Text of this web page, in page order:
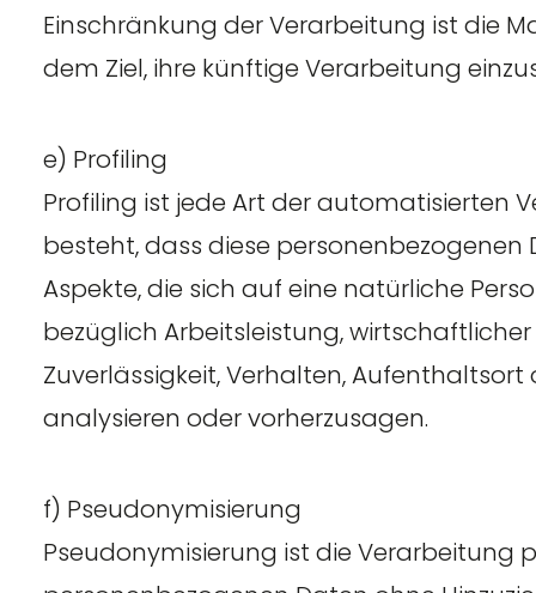
Einschränkung der Verarbeitung ist die
dem Ziel, ihre künftige Verarbeitung
e) Profiling
Profiling ist jede Art der automatisierten
besteht, dass diese
Aspekte, die sich auf eine natürliche
bezüglich Arbeitsleistung,
Zuverlässigkeit, Verhalten,
analysieren oder vorherzusagen.
f) Pseudonymisierung
Pseudonymisierung ist die Verarbeitung